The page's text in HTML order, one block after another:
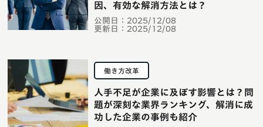
公開日： 2025/12/08
更新日： 2025/12/08
因、有効な解消方法とは？
働き方改革
人手不足が企業に及ぼす影響とは？問
題が深刻な業界ランキング、解消に成
功した企業の事例も紹介